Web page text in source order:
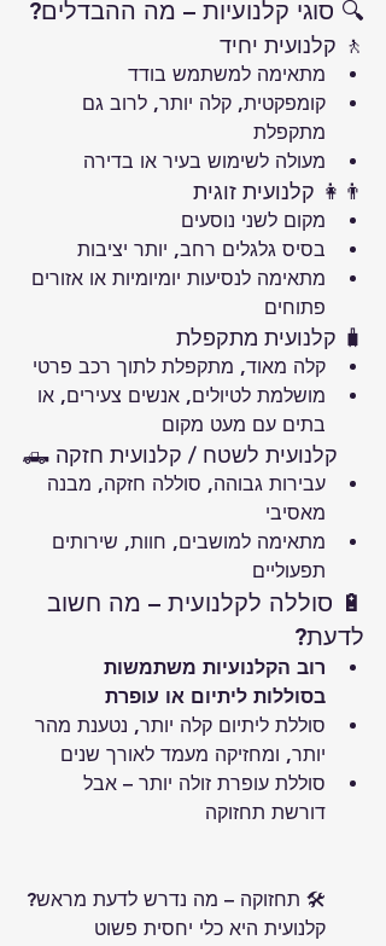
🔍 סוגי קלנועיות – מה ההבדלים?
🚶 קלנועית יחיד
מתאימה למשתמש בודד
קומפקטית, קלה יותר, לרוב גם
מתקפלת
מעולה לשימוש בעיר או בדירה
👨‍👩 קלנועית זוגית
מקום לשני נוסעים
בסיס גלגלים רחב, יותר יציבות
מתאימה לנסיעות יומיומיות או אזורים
פתוחים
🧳 קלנועית מתקפלת
קלה מאוד, מתקפלת לתוך רכב פרטי
מושלמת לטיולים, אנשים צעירים, או
בתים עם מעט מקום
🛻 קלנועית לשטח / קלנועית חזקה
עבירות גבוהה, סוללה חזקה, מבנה
מאסיבי
מתאימה למושבים, חוות, שירותים
תפעוליים
🔋 סוללה לקלנועית – מה חשוב
לדעת?
רוב הקלנועיות משתמשות
בסוללות ליתיום או עופרת
סוללת ליתיום קלה יותר, נטענת מהר
יותר, ומחזיקה מעמד לאורך שנים
סוללת עופרת זולה יותר – אבל
דורשת תחזוקה
🛠️ תחזוקה – מה נדרש לדעת מראש?
קלנועית היא כלי יחסית פשוט